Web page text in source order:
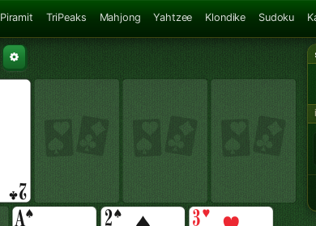
Piramit TriPeaks Mahjong Yahtzee Klondike Sudoku